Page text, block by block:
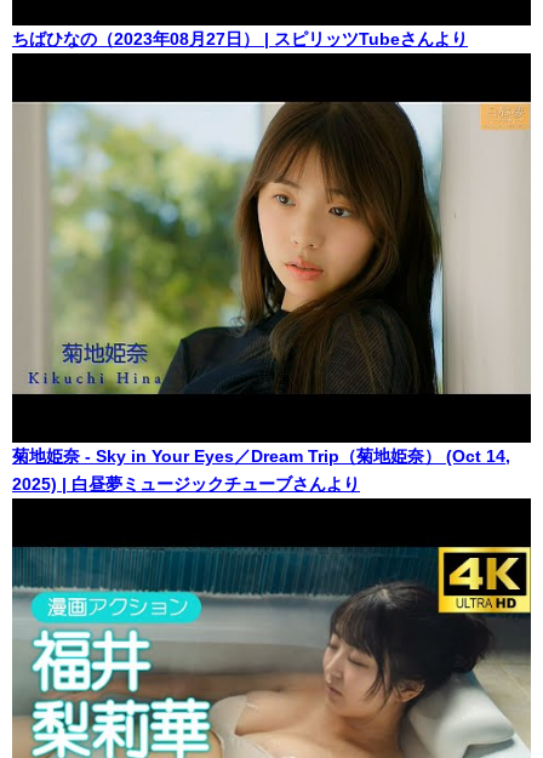
ちばひなの（2023年08月27日） | スピリッツTubeさんより
菊地姫奈 - Sky in Your Eyes／Dream Trip（菊地姫奈） (Oct 14,
2025) | 白昼夢ミュージックチューブさんより